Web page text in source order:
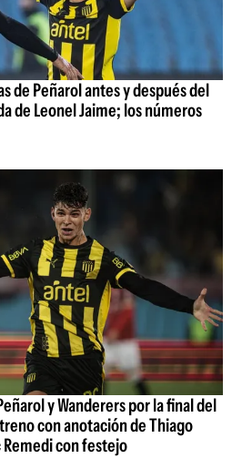
de Peñarol antes y después del
de Leonel Jaime; los números
y Wanderers por la final del
con anotación de Thiago
Remedi con festejo